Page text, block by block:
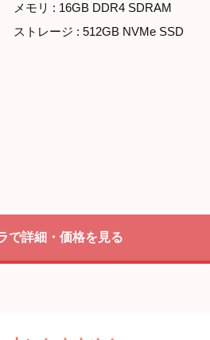
メモリ : 16GB DDR4 SDRAM
ストレージ : 512GB NVMe SSD
で詳細・価格を見る